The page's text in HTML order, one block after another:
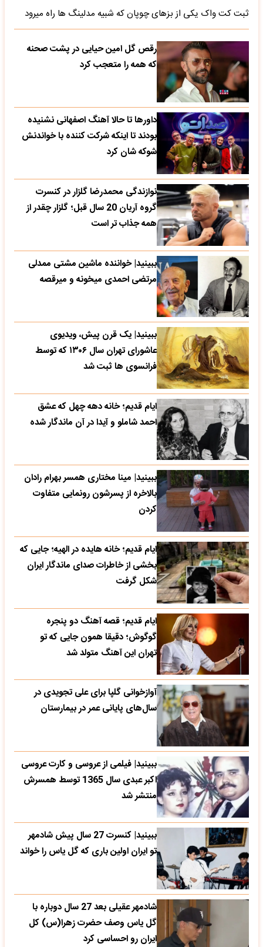
ثبت کت واک یکی از بزهای چوپان که شبیه مدلینگ ها راه میرود
رقص گل امین حیایی در پشت صحنه
که همه را متعجب کرد
داورها تا حالا آهنگ اصفهانی نشنیده
بودند تا اینکه شرکت کننده با خواندنش
شوکه شان کرد
نوازندگی محمدرضا گلزار در کنسرت
گروه آریان 20 سال قبل؛ گلزار چقدر از
همه جذاب تر است
ببینید| خواننده ماشین مشتی ممدلی
مرتضی احمدی میخونه و میرقصه
ببینید| یک قرن پیش، ویدیوی
عاشورای تهران سال ۱۳۰۶ که توسط
فرانسوی ها ثبت شد
ایام قدیم؛ خانه دهه چهل که عشق
احمد شاملو و آیدا در آن ماندگار شده
ببینید| مینا مختاری همسر بهرام رادان
بالاخره از پسرشون رونمایی متفاوت
کردن
ایام قدیم؛ خانه هایده در الهیه؛ جایی که
بخشی از خاطرات صدای ماندگار ایران
شکل گرفت
ایام قدیم؛ قصه آهنگ دو پنجره
گوگوش؛ دقیقا همون جایی که تو
تهران این آهنگ متولد شد
آوازخوانی گلپا برای علی تجویدی در
سال‌های پایانی عمر در بیمارستان
ببینید| فیلمی از عروسی و کارت عروسی
اکبر عبدی سال 1365 توسط همسرش
منتشر شد
ببینید| کنسرت 27 سال پیش شادمهر
تو ایران اولین باری که گل یاس را خواند
شادمهر عقیلی بعد 27 سال دوباره با
گل یاس وصف حضرت زهرا(س) کل
ایران رو احساسی کرد